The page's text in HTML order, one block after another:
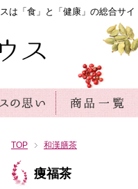
は「食」と「健康」の総合サイ
TOP 和漢膳茶
痩福茶